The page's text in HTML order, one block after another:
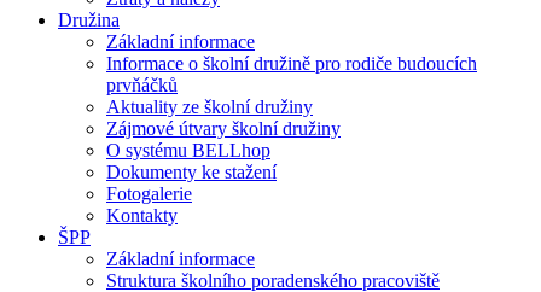
Družina
Základní informace
Informace o školní družině pro rodiče budoucích
prvňáčků
Aktuality ze školní družiny
Zájmové útvary školní družiny
O systému BELLhop
Dokumenty ke stažení
Fotogalerie
Kontakty
ŠPP
Základní informace
Struktura školního poradenského pracoviště